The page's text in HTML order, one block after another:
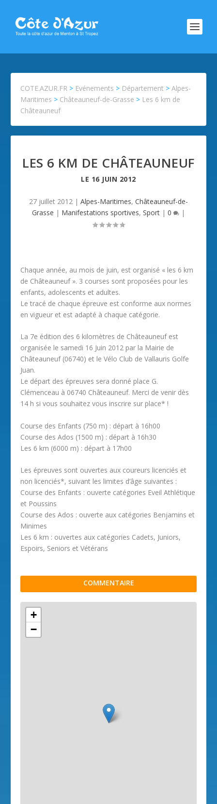
COTE.AZUR.FR > Evénements > Département >Alpes-
Maritimes > Châteauneuf-de-Grasse > Les 6 km de
Châteauneuf
LES 6 KM DE CHÂTEAUNEUF
LE 16 JUIN 2012
27 juillet 2012 | Alpes-Maritimes, Châteauneuf-de-
Grasse | Manifestations sportives, Sport | 0 |
Chaque année, au mois de juin, est organisé « les 6 km
de Châteauneuf ». 3 courses sont proposées pour les
enfants, adolescents et adultes.
Le tracé de chaque épreuve est conforme aux normes
en vigueur et est adapté à chaque catégorie.
La 7e édition des 6 kilomètres de Châteauneuf est
organisée le samedi 16 Juin 2012 par la Mairie de
Châteauneuf (06740) et le Vélo Club de Vallauris Golfe
Juan.
Le départ des épreuves sera donné place G.
Clémenceau à 06740 Châteauneuf. Merci de venir dès
14 h si vous souhaitez vous inscrire sur place* !
Course des Enfants (750 m) : départ à 16h00
Course des Ados (1500 m) : départ à 16h30
Les 6 km (6000 m) : départ à 17h00
Les épreuves sont ouvertes aux coureurs licenciés et
non licenciés*, suivant les limites d’âge suivantes :
Course des Enfants : ouverte catégories Eveil Athlétique
et Poussins
Course des Ados : ouverte aux catégories Benjamins et
Minimes
Les 6 km : ouvertes aux catégories Cadets, Juniors,
Espoirs, Seniors et Vétérans
COMMENTAIRE
+
−